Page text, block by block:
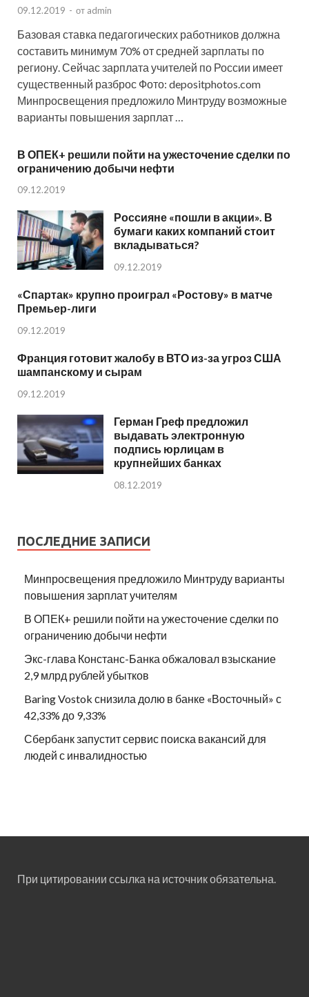
09.12.2019 - от admin
Базовая ставка педагогических работников должна
составить минимум 70% от средней зарплаты по
региону. Сейчас зарплата учителей по России имеет
существенный разброс Фото: depositphotos.com
Минпросвещения предложило Минтруду возможные
варианты повышения зарплат …
В ОПЕК+ решили пойти на ужесточение сделки по
ограничению добычи нефти
09.12.2019
Россияне «пошли в акции». В
бумаги каких компаний стоит
вкладываться?
09.12.2019
«Спартак» крупно проиграл «Ростову» в матче
Премьер-лиги
09.12.2019
Франция готовит жалобу в ВТО из-за угроз США
шампанскому и сырам
09.12.2019
Герман Греф предложил
выдавать электронную
подпись юрлицам в
крупнейших банках
08.12.2019
ПОСЛЕДНИЕ ЗАПИСИ
Минпросвещения предложило Минтруду варианты
повышения зарплат учителям
В ОПЕК+ решили пойти на ужесточение сделки по
ограничению добычи нефти
Экс-глава Констанс-Банка обжаловал взыскание
2,9 млрд рублей убытков
Baring Vostok снизила долю в банке «Восточный» с
42,33% до 9,33%
Сбербанк запустит сервис поиска вакансий для
людей с инвалидностью
При цитировании ссылка на источник обязательна.